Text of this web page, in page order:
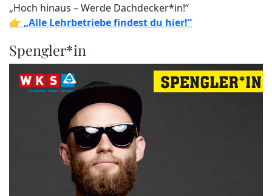
„Hoch hinaus – Werde Dachdecker*in!“
👉 „Alle Lehrbetriebe findest du hier!“
Spengler*in